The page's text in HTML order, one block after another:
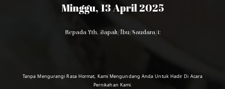
Minggu, 13 April 2025
Kepada Yth. Bapak/Ibu/Saudara/i:
Tanpa Mengurangi Rasa Hormat, Kami Mengundang Anda Untuk Hadir Di Acara
Pernikahan Kami.